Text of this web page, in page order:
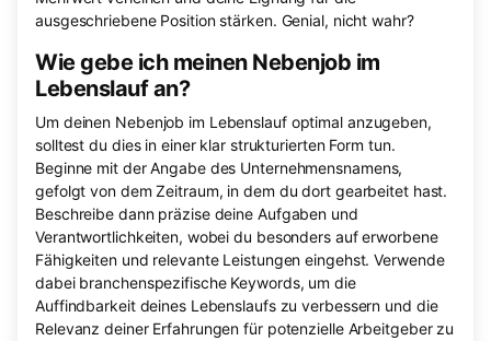
ausgeschriebene Position stärken. Genial, nicht wahr?
Wie gebe ich meinen Nebenjob im
Lebenslauf an?
Um deinen Nebenjob im Lebenslauf optimal anzugeben,
solltest du dies in einer klar strukturierten Form tun.
Beginne mit der Angabe des Unternehmensnamens,
gefolgt von dem Zeitraum, in dem du dort gearbeitet hast.
Beschreibe dann präzise deine Aufgaben und
Verantwortlichkeiten, wobei du besonders auf erworbene
Fähigkeiten und relevante Leistungen eingehst. Verwende
dabei branchenspezifische Keywords, um die
Auffindbarkeit deines Lebenslaufs zu verbessern und die
Relevanz deiner Erfahrungen für potenzielle Arbeitgeber zu